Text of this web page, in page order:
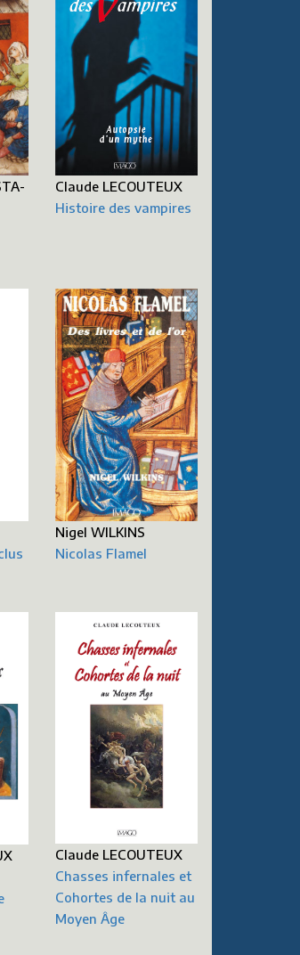
Claude LECOUTEUX
Histoire des vampires
Nigel WILKINS
Nicolas Flamel
Claude LECOUTEUX
Chasses infernales et
Cohortes de la nuit au
Moyen Âge